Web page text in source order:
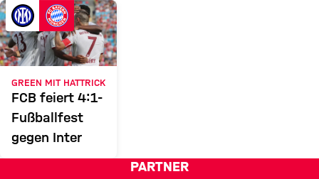
INTER
FCB
Zum Spielbericht
GREEN MIT HATTRICK
FCB feiert 4:1-
Fußballfest
gegen Inter
PARTNER